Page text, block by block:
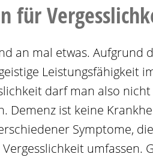
für
an mal etwas. Aufgrund
Leistungsfähigkeit
darf man also
Demenz ist keine
Symptome,
umfassen.